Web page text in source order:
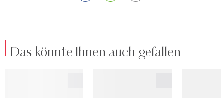
Das könnte Ihnen auch gefallen